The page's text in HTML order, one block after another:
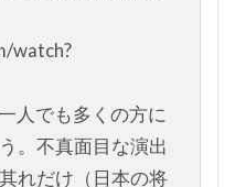
す
watch?
人でも多くの方に
。不真面目な演出
れだけ（日本の将